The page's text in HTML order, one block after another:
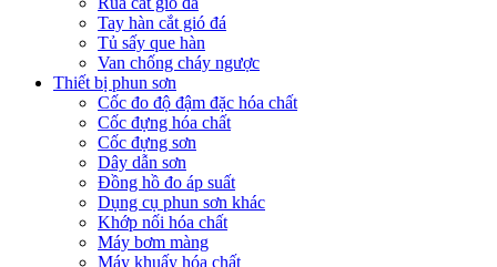
Tay hàn cắt gió đá
Tủ sấy que hàn
Van chống cháy ngược
Thiết bị phun sơn
Cốc đo độ đậm đặc hóa chất
Cốc đựng hóa chất
Cốc đựng sơn
Dây dẫn sơn
Đồng hồ đo áp suất
Dụng cụ phun sơn khác
Khớp nối hóa chất
Máy bơm màng
Máy khuấy hóa chất